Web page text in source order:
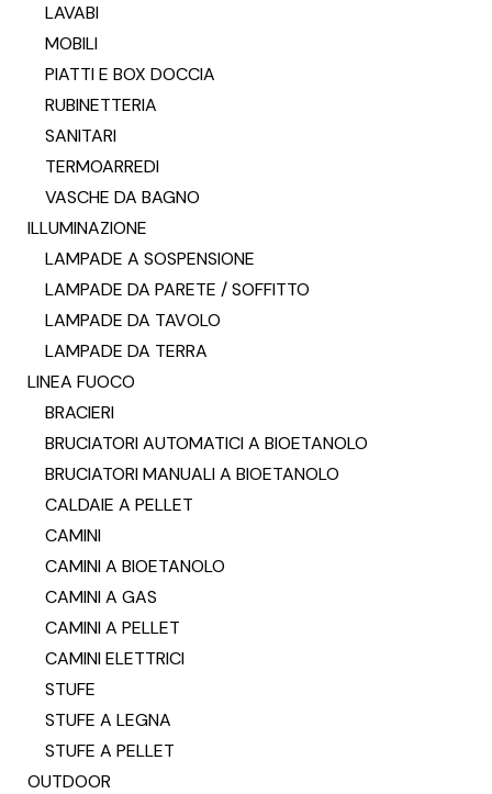
LAVABI
MOBILI
PIATTI E BOX DOCCIA
RUBINETTERIA
SANITARI
TERMOARREDI
VASCHE DA BAGNO
ILLUMINAZIONE
LAMPADE A SOSPENSIONE
LAMPADE DA PARETE / SOFFITTO
LAMPADE DA TAVOLO
LAMPADE DA TERRA
LINEA FUOCO
BRACIERI
BRUCIATORI AUTOMATICI A BIOETANOLO
BRUCIATORI MANUALI A BIOETANOLO
CALDAIE A PELLET
CAMINI
CAMINI A BIOETANOLO
CAMINI A GAS
CAMINI A PELLET
CAMINI ELETTRICI
STUFE
STUFE A LEGNA
STUFE A PELLET
OUTDOOR